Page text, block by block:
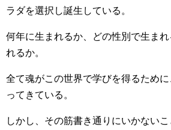
ラダを選択し誕生している。
何年に生まれるか、どの性別で生ま
れるか。
全て魂がこの世界で学びを得るため
ってきている。
しかし、その筋書き通りにいかないこ